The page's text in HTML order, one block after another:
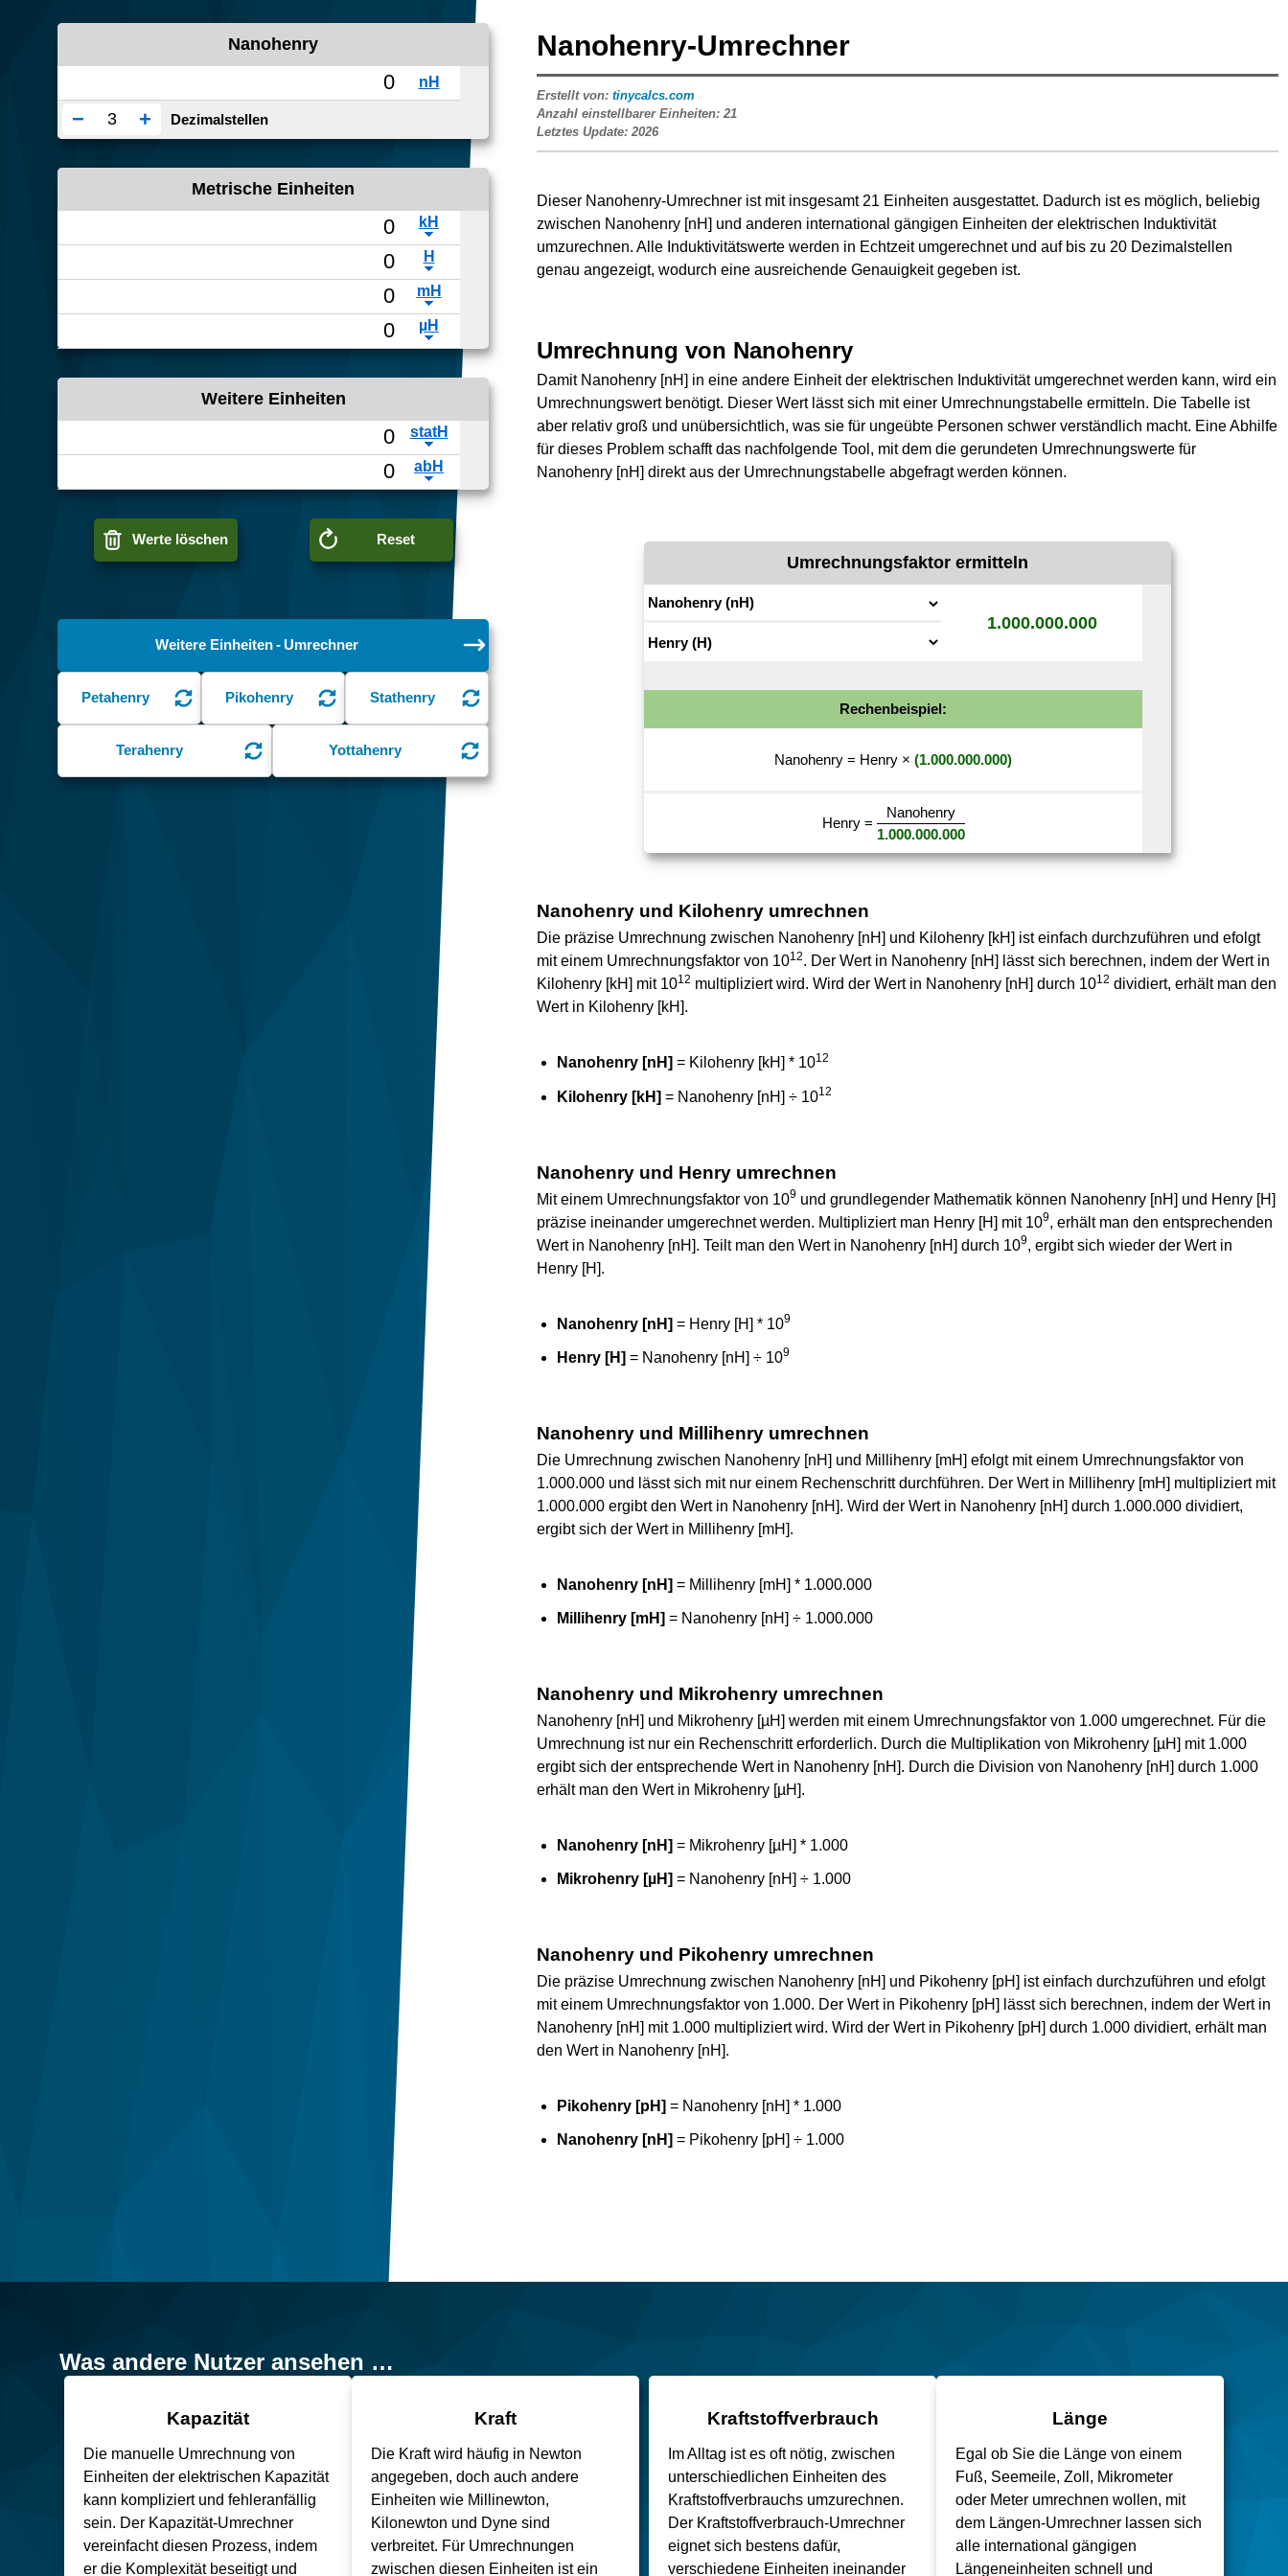
Nanohenry-Umrechner
Erstellt von: tinycalcs.com
Anzahl einstellbarer Einheiten: 21
Letztes Update: 2026
Dieser Nanohenry-Umrechner ist mit insgesamt 21 Einheiten ausgestattet. Dadurch ist es möglich, beliebig
zwischen Nanohenry [nH] und anderen international gängigen Einheiten der elektrischen Induktivität
umzurechnen. Alle Induktivitätswerte werden in Echtzeit umgerechnet und auf bis zu 20 Dezimalstellen
genau angezeigt, wodurch eine ausreichende Genauigkeit gegeben ist.
Umrechnung von Nanohenry
Damit Nanohenry [nH] in eine andere Einheit der elektrischen Induktivität umgerechnet werden kann, wird ein
Umrechnungswert benötigt. Dieser Wert lässt sich mit einer Umrechnungstabelle ermitteln. Die Tabelle ist
aber relativ groß und unübersichtlich, was sie für ungeübte Personen schwer verständlich macht. Eine Abhilfe
für dieses Problem schafft das nachfolgende Tool, mit dem die gerundeten Umrechnungswerte für
Nanohenry [nH] direkt aus der Umrechnungstabelle abgefragt werden können.
Umrechnungsfaktor ermitteln
1.000.000.000
Rechenbeispiel:
Nanohenry = Henry × (1.000.000.000)
Henry =
Nanohenry
1.000.000.000
Nanohenry und Kilohenry umrechnen
Die präzise Umrechnung zwischen Nanohenry [nH] und Kilohenry [kH] ist einfach durchzuführen und efolgt
mit einem Umrechnungsfaktor von 1012. Der Wert in Nanohenry [nH] lässt sich berechnen, indem der Wert in
Kilohenry [kH] mit 1012 multipliziert wird. Wird der Wert in Nanohenry [nH] durch 1012 dividiert, erhält man den
Wert in Kilohenry [kH].
Nanohenry [nH] = Kilohenry [kH] * 1012
Kilohenry [kH] = Nanohenry [nH] ÷ 1012
Nanohenry und Henry umrechnen
Mit einem Umrechnungsfaktor von 109 und grundlegender Mathematik können Nanohenry [nH] und Henry [H]
präzise ineinander umgerechnet werden. Multipliziert man Henry [H] mit 109, erhält man den entsprechenden
Wert in Nanohenry [nH]. Teilt man den Wert in Nanohenry [nH] durch 109, ergibt sich wieder der Wert in
Henry [H].
Nanohenry [nH] = Henry [H] * 109
Henry [H] = Nanohenry [nH] ÷ 109
Nanohenry und Millihenry umrechnen
Die Umrechnung zwischen Nanohenry [nH] und Millihenry [mH] efolgt mit einem Umrechnungsfaktor von
1.000.000 und lässt sich mit nur einem Rechenschritt durchführen. Der Wert in Millihenry [mH] multipliziert mit
1.000.000 ergibt den Wert in Nanohenry [nH]. Wird der Wert in Nanohenry [nH] durch 1.000.000 dividiert,
ergibt sich der Wert in Millihenry [mH].
Nanohenry [nH] = Millihenry [mH] * 1.000.000
Millihenry [mH] = Nanohenry [nH] ÷ 1.000.000
Nanohenry und Mikrohenry umrechnen
Nanohenry [nH] und Mikrohenry [µH] werden mit einem Umrechnungsfaktor von 1.000 umgerechnet. Für die
Umrechnung ist nur ein Rechenschritt erforderlich. Durch die Multiplikation von Mikrohenry [µH] mit 1.000
ergibt sich der entsprechende Wert in Nanohenry [nH]. Durch die Division von Nanohenry [nH] durch 1.000
erhält man den Wert in Mikrohenry [µH].
Nanohenry [nH] = Mikrohenry [µH] * 1.000
Mikrohenry [µH] = Nanohenry [nH] ÷ 1.000
Nanohenry und Pikohenry umrechnen
Die präzise Umrechnung zwischen Nanohenry [nH] und Pikohenry [pH] ist einfach durchzuführen und efolgt
mit einem Umrechnungsfaktor von 1.000. Der Wert in Pikohenry [pH] lässt sich berechnen, indem der Wert in
Nanohenry [nH] mit 1.000 multipliziert wird. Wird der Wert in Pikohenry [pH] durch 1.000 dividiert, erhält man
den Wert in Nanohenry [nH].
Pikohenry [pH] = Nanohenry [nH] * 1.000
Nanohenry [nH] = Pikohenry [pH] ÷ 1.000
Nanohenry
− + Dezimalstellen
Metrische Einheiten
Weitere Einheiten
Werte löschen Reset
Weitere Einheiten - Umrechner
Petahenry Pikohenry Stathenry
Terahenry Yottahenry
Was andere Nutzer ansehen …
Kapazität
Die manuelle Umrechnung von
Einheiten der elektrischen Kapazität
kann kompliziert und fehleranfällig
sein. Der Kapazität-Umrechner
vereinfacht diesen Prozess, indem
er die Komplexität beseitigt und
Kraft
Die Kraft wird häufig in Newton
angegeben, doch auch andere
Einheiten wie Millinewton,
Kilonewton und Dyne sind
verbreitet. Für Umrechnungen
zwischen diesen Einheiten ist ein
Kraftstoffverbrauch
Im Alltag ist es oft nötig, zwischen
unterschiedlichen Einheiten des
Kraftstoffverbrauchs umzurechnen.
Der Kraftstoffverbrauch-Umrechner
eignet sich bestens dafür,
verschiedene Einheiten ineinander
Länge
Egal ob Sie die Länge von einem
Fuß, Seemeile, Zoll, Mikrometer
oder Meter umrechnen wollen, mit
dem Längen-Umrechner lassen sich
alle international gängigen
Längeneinheiten schnell und